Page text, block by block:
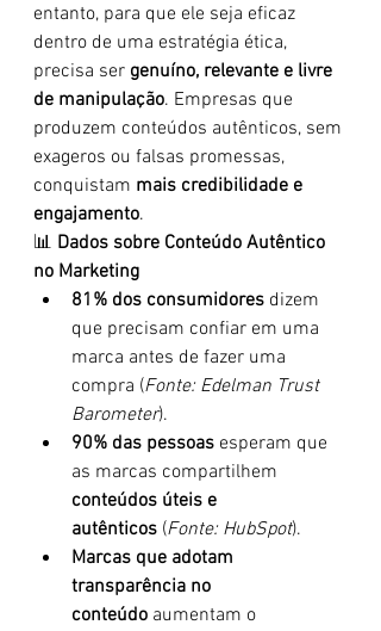
entanto, para que ele seja eficaz
dentro de uma estratégia ética,
precisa ser genuíno, relevante e livre
de manipulação. Empresas que
produzem conteúdos autênticos, sem
exageros ou falsas promessas,
conquistam mais credibilidade e
engajamento.
📊 Dados sobre Conteúdo Autêntico
no Marketing
81% dos consumidores dizem
que precisam confiar em uma
marca antes de fazer uma
compra (Fonte: Edelman Trust
Barometer).
90% das pessoas esperam que
as marcas compartilhem
conteúdos úteis e
autênticos (Fonte: HubSpot).
Marcas que adotam
transparência no
conteúdo aumentam o